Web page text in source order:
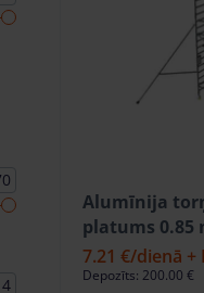
Alumīnija
platums 0.85
7.21 €/dienā +
Depozīts: 200.00 €